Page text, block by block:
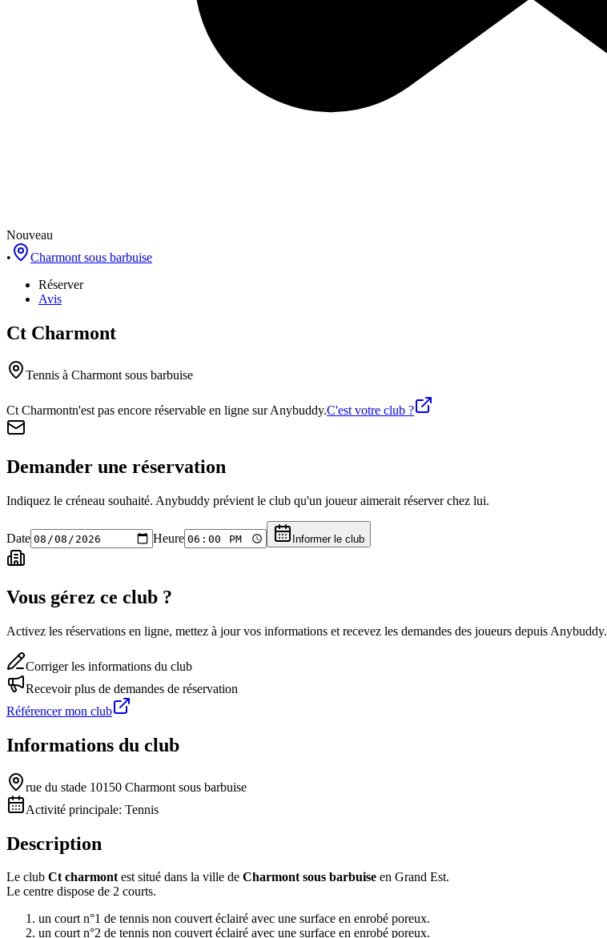
Nouveau
•
Charmont sous barbuise
Réserver
Avis
Ct Charmont
Tennis à Charmont sous barbuise
Ct Charmontn'est pas encore réservable en ligne sur Anybuddy.C'est votre club ?
Demander une réservation
Indiquez le créneau souhaité. Anybuddy prévient le club qu'un joueur aimerait réserver chez lui.
Date Heure Informer le club
Vous gérez ce club ?
Activez les réservations en ligne, mettez à jour vos informations et recevez les demandes des joueurs depuis Anybuddy.
Corriger les informations du club
Recevoir plus de demandes de réservation
Référencer mon club
Informations du club
rue du stade 10150 Charmont sous barbuise
Activité principale: Tennis
Description
Le club Ct charmontest situé dans la ville de Charmont sous barbuise en Grand Est.
Le centre dispose de 2 courts.
un court n°1 de tennis non couvert éclairé avec une surface en enrobé poreux.
un court n°2 de tennis non couvert éclairé avec une surface en enrobé poreux.